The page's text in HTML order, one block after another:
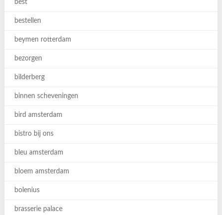
best
bestellen
beymen rotterdam
bezorgen
bilderberg
binnen scheveningen
bird amsterdam
bistro bij ons
bleu amsterdam
bloem amsterdam
bolenius
brasserie palace